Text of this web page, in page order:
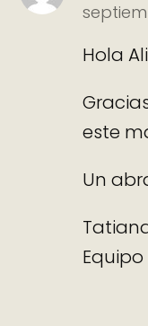
Hola
este
Un
Equipo